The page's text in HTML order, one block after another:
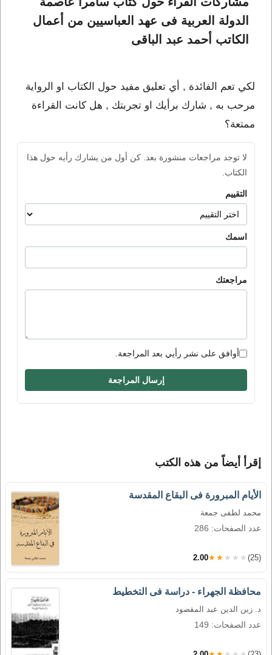
الدولة العربية فى عهد العباسيين من أعمال
الكاتب أحمد عبد الباقى
لكي تعم الفائدة , أي تعليق مفيد حول الكتاب او الرواية
مرحب به , شارك برأيك او تجربتك , هل كانت القراءة
ممتعة؟
لا توجد مراجعات منشورة بعد. كن أول من يشارك رأيه حول هذا
الكتاب.
التقييم
اسمك
مراجعتك
أوافق على نشر رأيي بعد المراجعة.
إرسال المراجعة
إقرأ أيضاً من هذه الكتب
الأيام المبرورة فى البقاع المقدسة
محمد لطفى جمعة
عدد الصفحات: 286
2.00★★★★★ (25)
محافظة الجهراء - دراسة فى التخطيط
د. زين الدين عبد المقصود
عدد الصفحات: 149